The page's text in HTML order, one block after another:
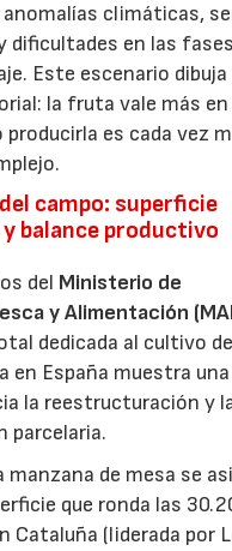
anomalías climáticas,
dificultades en las
Este escenario dibuja
la fruta vale más en
producirla es cada vez
campo: superficie
balance productivo
del Ministerio de
y Alimentación
dedicada al cultivo de
en España muestra una
la reestructuración y
parcelaria.
manzana de mesa se
que ronda las
Cataluña (liderada por